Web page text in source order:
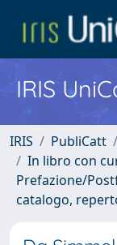
IRIS
IRIS PubliCatt
In libro con
Prefazione/
catalogo,